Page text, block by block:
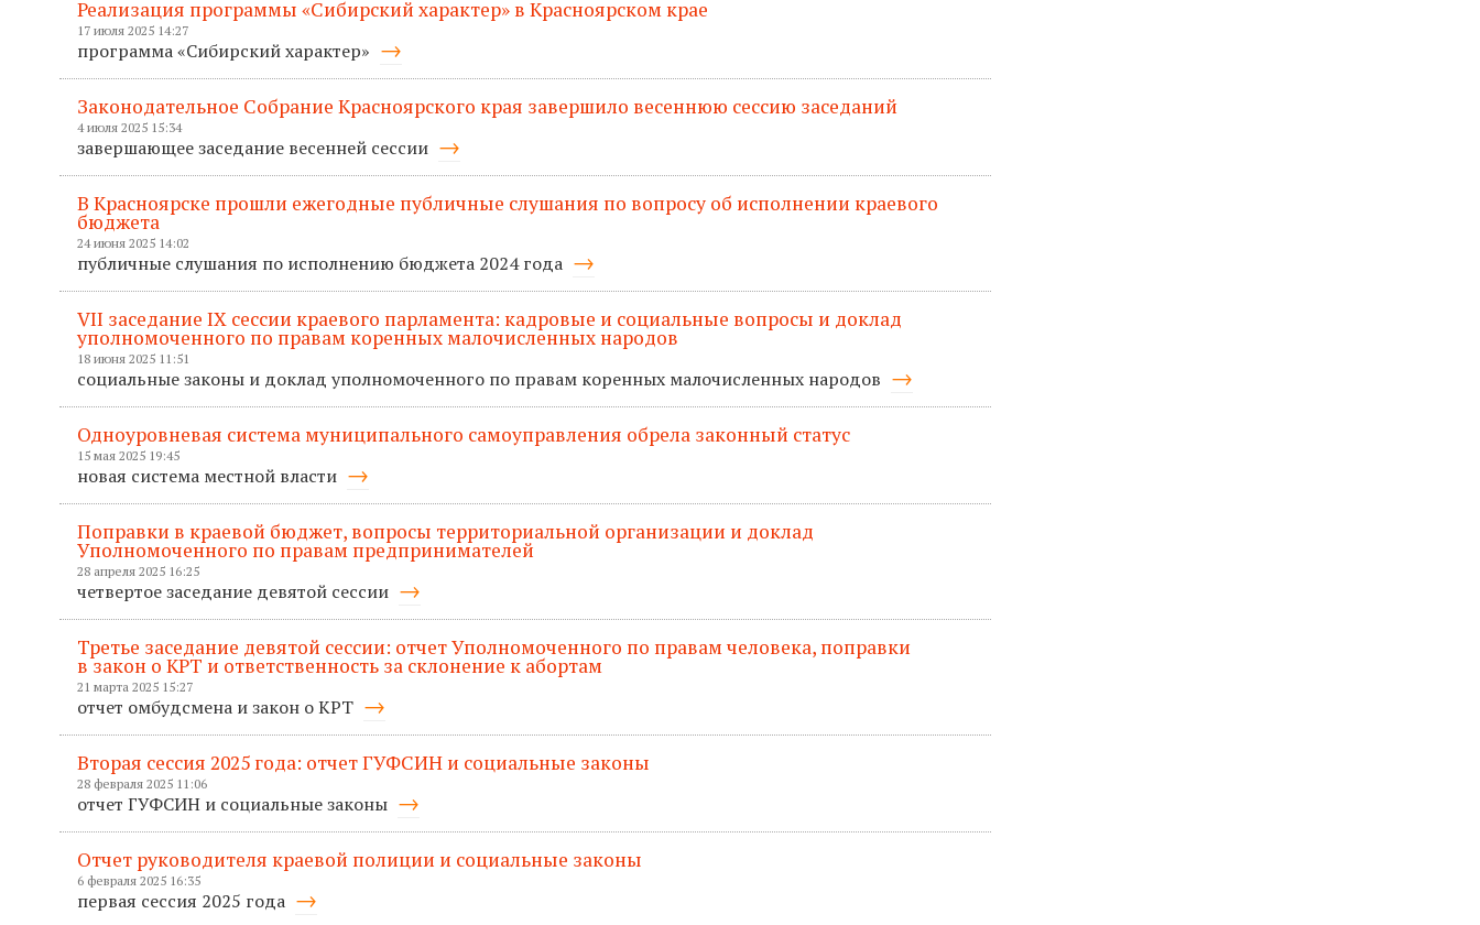
Реализация программы «Сибирский характер» в Красноярском крае
17 июля 2025 14:27
программа «Сибирский характер»
Законодательное Собрание Красноярского края завершило весеннюю сессию заседаний
4 июля 2025 15:34
завершающее заседание весенней сессии
В Красноярске прошли ежегодные публичные слушания по вопросу об исполнении краевого
бюджета
24 июня 2025 14:02
публичные слушания по исполнению бюджета 2024 года
VII заседание IХ сессии краевого парламента: кадровые и социальные вопросы и доклад
уполномоченного по правам коренных малочисленных народов
18 июня 2025 11:51
социальные законы и доклад уполномоченного по правам коренных малочисленных народов
Одноуровневая система муниципального самоуправления обрела законный статус
15 мая 2025 19:45
новая система местной власти
Поправки в краевой бюджет, вопросы территориальной организации и доклад
Уполномоченного по правам предпринимателей
28 апреля 2025 16:25
четвертое заседание девятой сессии
Третье заседание девятой сессии: отчет Уполномоченного по правам человека, поправки
в закон о КРТ и ответственность за склонение к абортам
21 марта 2025 15:27
отчет омбудсмена и закон о КРТ
Вторая сессия 2025 года: отчет ГУФСИН и социальные законы
28 февраля 2025 11:06
отчет ГУФСИН и социальные законы
Отчет руководителя краевой полиции и социальные законы
6 февраля 2025 16:35
первая сессия 2025 года